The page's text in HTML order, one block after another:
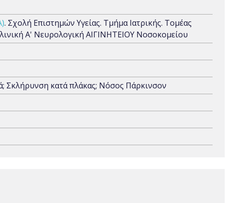
. Σχολή Επιστημών Υγείας. Τμήμα Ιατρικής. Τομέας
Α' Νευρολογική ΑΙΓΙΝΗΤΕΙΟΥ Νοσοκομείου
Σκλήρυνση κατά πλάκας; Νόσος Πάρκινσον